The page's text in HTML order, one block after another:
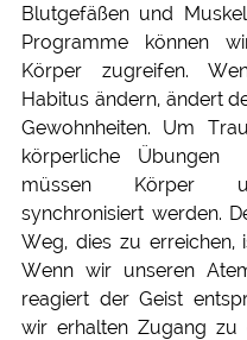
Blutgefäßen und
Programme können
Körper zugreifen.
Habitus ändern, ändert
Gewohnheiten. Um
körperliche Übungen
müssen Körper
synchronisiert werden.
Weg, dies zu erreichen,
Wenn wir unseren
reagiert der Geist
wir erhalten Zugang zu